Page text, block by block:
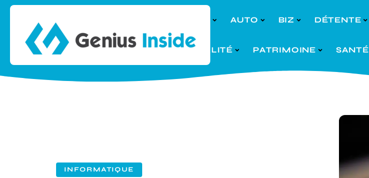
AUTO BIZ DÉTENTE
PARENTALITÉ PATRIMOINE SANTÉ
INFORMATIQUE